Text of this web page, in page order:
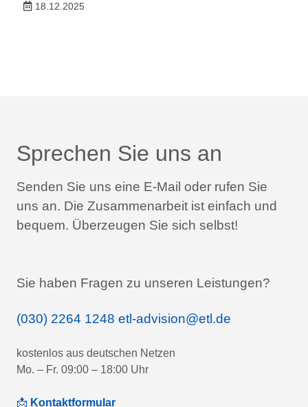
18.12.2025
Sprechen Sie uns an
Senden Sie uns eine E-Mail oder rufen Sie
uns an. Die Zusammenarbeit ist einfach und
bequem. Überzeugen Sie sich selbst!
Sie haben Fragen zu unseren Leistungen?
(030) 2264 1248 etl-advision@etl.de
kostenlos aus deutschen Netzen
Mo. – Fr. 09:00 – 18:00 Uhr
📩 Kontaktformular